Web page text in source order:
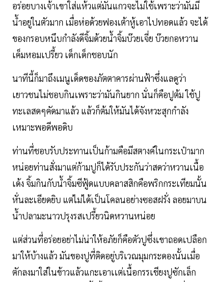
อร่อยบางเจ้าเขาใส่แห้วแต่มันแกวจะไม่ใช้เพราะว่ามันมี
น้ำอยู่ในตัวมาก เมื่อห่อด้วยฟองเต้าหู้เอาไปทอดแล้ว จะได้
ของกรอบหนึบกำลังดีจิ้มด้วยน้ำจิ้มบ๊วยเจี่ย บ๊วยกอหวาน
เค็มหอมเปรี้ยว เด็กเด็กชอบนัก
นาทีนี้ก็มาถึงเมนูเด็ดของภัตตาคารผ่านฟ้าซึ่งแลดูว่า
เยาวชนไม่ชอบกินเพราะว่ามันกินยาก นั่นก็คือปูต้ม ใช้ปู
ทะเลสดๆคัดมาแล้ว แล้วก็ต้มให้มันได้จังหวะสุกกำลัง
เหมาะพอดีพอดิบ
ท่านที่ชอบรับประทานเป็นก้ามคือมีสตางค์ในกระเป๋ามาก
หน่อยท่านสั่งมาแต่ก้ามปูก็ได้รับประกันว่าสดว่าหวานเนื้อ
เด้ง จิ้มกินกับน้ำจิ้มซีฟู้ดแบบคลาสสิกคือพริกกระเทียมนั้น
หั่นละเอียดยิบ แต่ไม่ได้เป็นโคลนอย่างซอสฝรั่ง ลอยมาบน
น้ำปลามะนาวปรุงรสเปรี้ยวนิดหวานหน่อย
แต่ส่วนที่อร่อยอย่าไม่น่าให้อภัยก็คือตัวปูซึ่งเขาถอดเปลือก
มาให้บ้างแล้ว มันของปูที่ติดอยู่บริเวณมุมกระดองนั้นเมื่อ
ตักลงมาใส่ในข้าวแล้วแกะเอาเเต่เนื้อกรรเชียงปูซักเล็ก